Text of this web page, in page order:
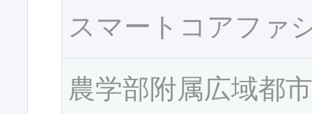
スマートコアファ
農学部附属広域都